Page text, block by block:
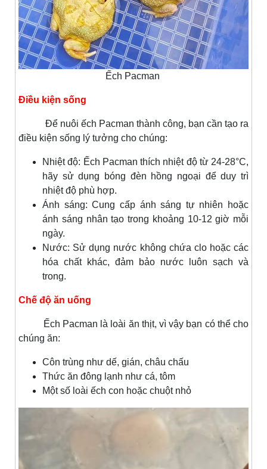
Ếch Pacman
Điều kiện sống
Để nuôi ếch Pacman thành công, bạn cần tạo ra
điều kiện sống lý tưởng cho chúng:
Nhiệt độ: Ếch Pacman thích nhiệt độ từ 24-28°C,
hãy sử dụng bóng đèn hồng ngoại để duy trì
nhiệt độ phù hợp.
Ánh sáng: Cung cấp ánh sáng tự nhiên hoặc
ánh sáng nhân tạo trong khoảng 10-12 giờ mỗi
ngày.
Nước: Sử dụng nước không chứa clo hoặc các
hóa chất khác, đảm bảo nước luôn sạch và
trong.
Chế độ ăn uống
Ếch Pacman là loài ăn thịt, vì vậy bạn có thể cho
chúng ăn:
Côn trùng như dế, gián, châu chấu
Thức ăn đông lạnh như cá, tôm
Một số loài ếch con hoặc chuột nhỏ